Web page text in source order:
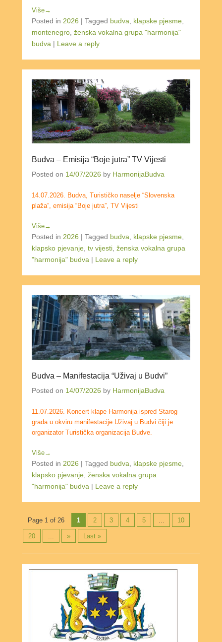
Više→
Posted in 2026 | Tagged budva klapske pjesme
montenegro ženska vokalna grupa "harmonija"
budva | Leave a reply
Budva – Emisija “Boje jutra” TV Vijesti
Posted on 14/07/2026 by HarmonijaBudva
14.07.2026. Budva, Turističko naselje “Slovenska
plaža”, emisija “Boje jutra”, TV Vijesti
Više→
Posted in 2026 | Tagged budva, klapske pjesme,
klapsko pjevanje, tv vijesti, ženska vokalna grupa
"harmonija" budva | Leave a reply
Budva – Manifestacija “Uživaj u Budvi”
Posted on 14/07/2026 by HarmonijaBudva
11.07.2026. Koncert klape Harmonija ispred Starog
grada u okviru manifestacije Uživaj u Budvi čiji je
organizator Turistička organizacija Budve.
Više→
Posted in 2026 | Tagged budva klapske pjesme
klapsko pjevanje ženska vokalna grupa
"harmonija" budva | Leave a reply
Post navigation
Page 1 of 26 1 2 3 4 5 10
20 » Last »